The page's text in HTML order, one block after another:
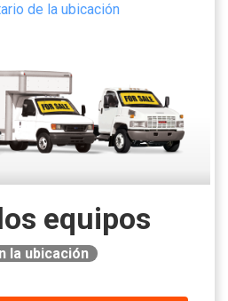
de la ubicación
equipos
la ubicación